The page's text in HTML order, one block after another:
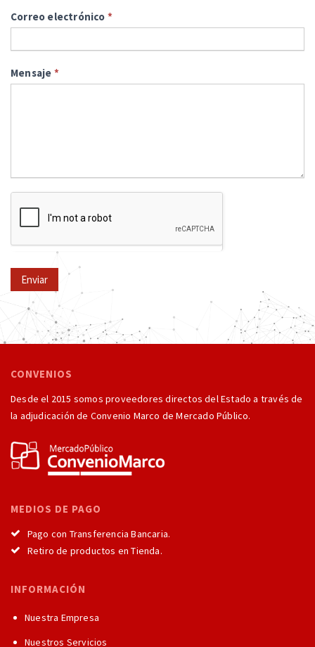
Correo electrónico *
Mensaje *
Enviar
CONVENIOS
Desde el 2015 somos proveedores directos del Estado a través de
la adjudicación de Convenio Marco de Mercado Público.
MEDIOS DE PAGO
Pago con Transferencia Bancaria.
Retiro de productos en Tienda.
INFORMACIÓN
Nuestra Empresa
Nuestros Servicios